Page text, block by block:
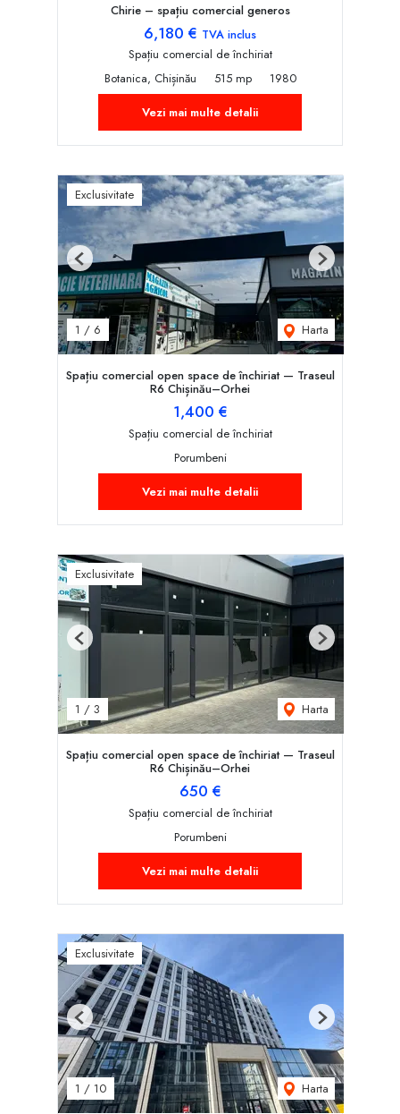
Chirie – spațiu comercial generos
6,180 € TVA inclus
Spațiu comercial de închiriat
Botanica, Chișinău
515 mp
1980
Vezi mai multe detalii
Exclusivitate
1 / 6 Harta
Previous Next
Spațiu comercial open space de închiriat — Traseul
R6 Chișinău–Orhei
1,400 €
Spațiu comercial de închiriat
Porumbeni
Vezi mai multe detalii
Exclusivitate
1 / 3 Harta
Previous Next
Spațiu comercial open space de închiriat — Traseul
R6 Chișinău–Orhei
650 €
Spațiu comercial de închiriat
Porumbeni
Vezi mai multe detalii
Exclusivitate
1 / 10 Harta
Previous Next